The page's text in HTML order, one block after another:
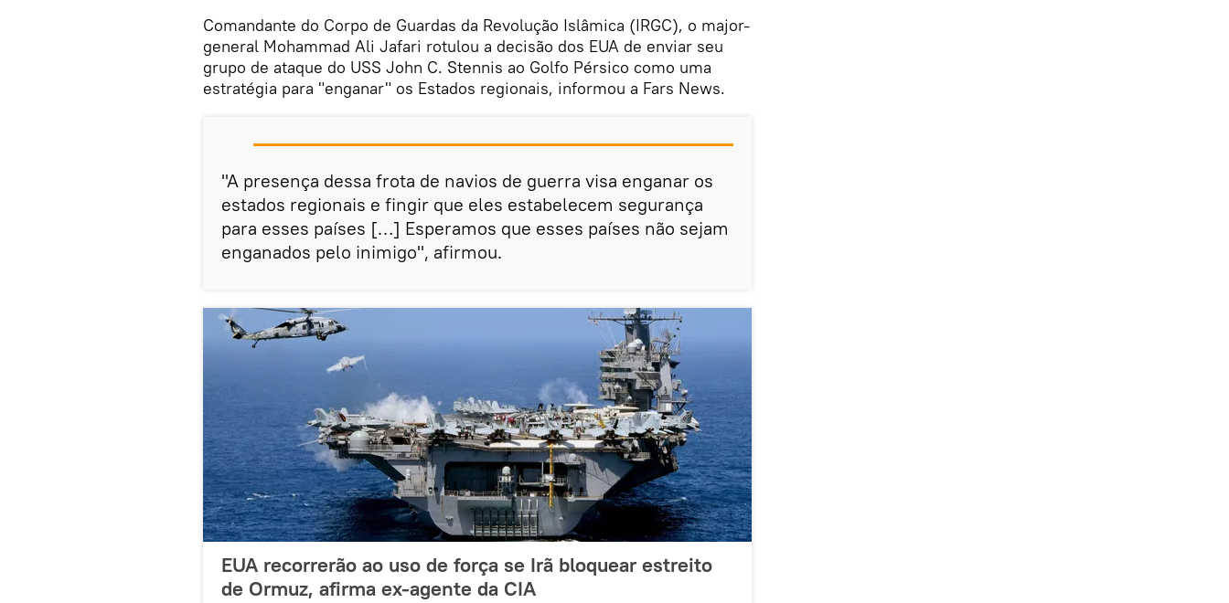
Comandante do Corpo de Guardas da Revolução Islâmica (IRGC), o major-
general Mohammad Ali Jafari rotulou a decisão dos EUA de enviar seu
grupo de ataque do USS John C. Stennis ao Golfo Pérsico como uma
estratégia para "enganar" os Estados regionais, informou a Fars News.
"A presença dessa frota de navios de guerra visa enganar os
estados regionais e fingir que eles estabelecem segurança
para esses países […] Esperamos que esses países não sejam
enganados pelo inimigo", afirmou.
EUA recorrerão ao uso de força se Irã bloquear estreito
de Ormuz, afirma ex-agente da CIA